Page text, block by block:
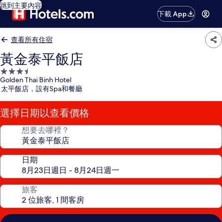
跳到主要內容
下載 App
查看所有住宿
黃金泰平飯店
3.5
星
級
住
宿
Golden Thai Binh Hotel
太平飯店，設有Spa和餐廳
選擇日期以查看價格
想要去哪裡？
日期
旅客